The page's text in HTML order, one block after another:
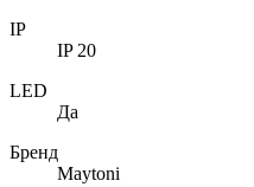
IP
IP 20
LED
Да
Бренд
Maytoni